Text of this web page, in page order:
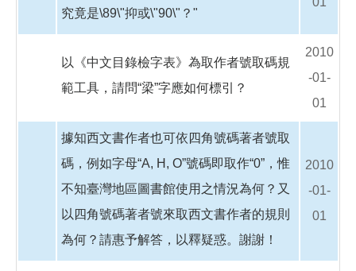
究竟是\89\"抑或\"90\"？"
以《中文目錄檢字表》為取作者號取碼規
範工具，請問“梁”字應如何標引？
2010
-01-
01
據知西文書作者也可依四角號碼著者號取
碼，例如字母“A, H, O”號碼即取作“0”，惟
不知臺灣地區圖書館使用之情況為何？又
以四角號碼著者號來取西文書作者的規則
為何？請惠予解答，以釋疑惑。謝謝！
2010
-01-
01